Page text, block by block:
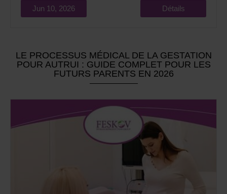
Jun 10, 2026 Détails
LE PROCESSUS MÉDICAL DE LA GESTATION
POUR AUTRUI : GUIDE COMPLET POUR LES
FUTURS PARENTS EN 2026